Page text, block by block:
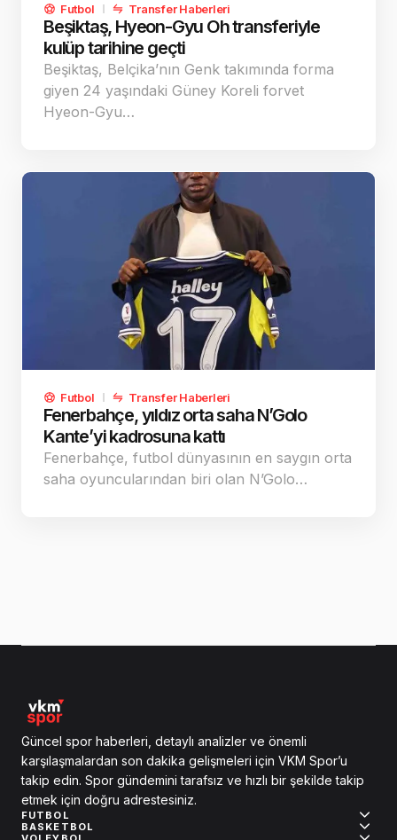
Futbol Transfer Haberleri
Beşiktaş, Hyeon-Gyu Oh transferiyle
kulüp tarihine geçti
Beşiktaş, Belçika’nın Genk takımında forma
giyen 24 yaşındaki Güney Koreli forvet
Hyeon-Gyu…
Futbol Transfer Haberleri
Fenerbahçe, yıldız orta saha N’Golo
Kante’yi kadrosuna kattı
Fenerbahçe, futbol dünyasının en saygın orta
saha oyuncularından biri olan N’Golo…
Güncel spor haberleri, detaylı analizler ve önemli
karşılaşmalardan son dakika gelişmeleri için VKM Spor’u
takip edin. Spor gündemini tarafsız ve hızlı bir şekilde takip
etmek için doğru adrestesiniz.
FUTBOL
BASKETBOL